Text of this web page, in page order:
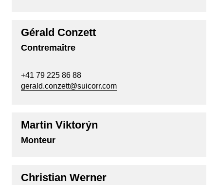
Gérald Conzett
Contremaître
+41 79 225 86 88
gerald.conzett@suicorr.com
Martin Viktorýn
Monteur
Christian Werner